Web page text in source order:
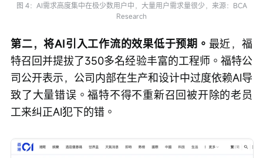
图 4：AI需求高度集中在极少数用户中，大量用户需求量很少，来源：BCA
Research
第二，将AI引入工作流的效果低于预期。 最近，福
特召回并提拔了350多名经验丰富的工程师。福特公
司公开表示，公司内部在生产和设计中过度依赖AI导
致了大量错误。福特不得不重新召回被开除的老员
工来纠正AI犯下的错。